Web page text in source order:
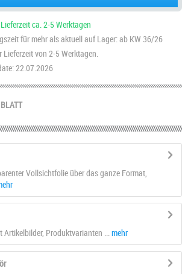
ca. 2-5 Werktagen
für mehr als aktuell auf Lager: ab KW 36/26
von 2-5 Werktagen.
22.07.2026
Vollsichtfolie über das ganze Format,
Produktvarianten ... mehr